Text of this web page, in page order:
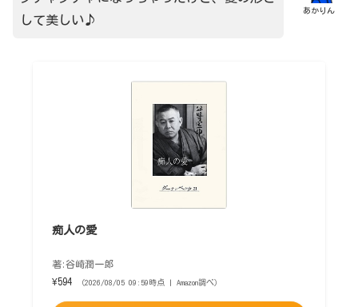
あかりん
して美しい♪
痴人の愛
著:谷崎潤一郎
¥594
（2026/08/05 09:59時点 | Amazon調べ）